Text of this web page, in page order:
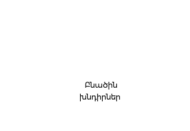
Բնածին
խնդիրներ